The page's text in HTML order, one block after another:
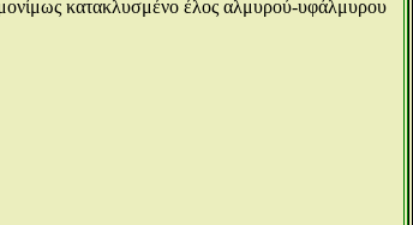
κατακλυσμένο έλος αλμυρού-υφάλμυρου